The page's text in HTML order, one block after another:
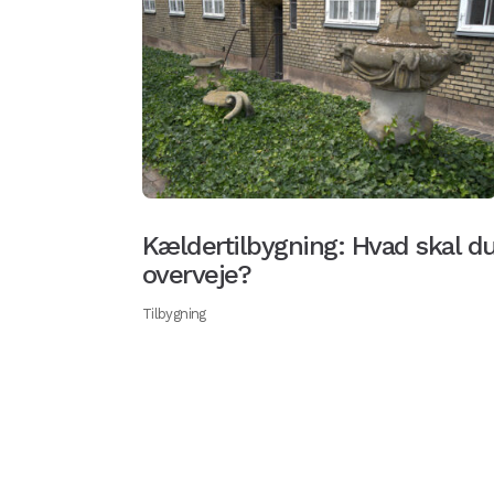
Kældertilbygning: Hvad skal
overveje?
Tilbygning